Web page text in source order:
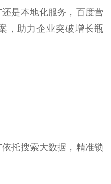
是本地化服务，百度营
，助力企业突破增长瓶
托搜索大数据，精准锁